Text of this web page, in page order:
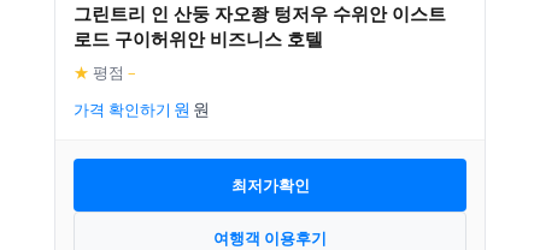
그린트리 인 산둥 자오좡 텅저우 수위안 이스트
로드 구이허위안 비즈니스 호텔
★ 평점 –
가격 확인하기
최저가확인
여행객 이용후기